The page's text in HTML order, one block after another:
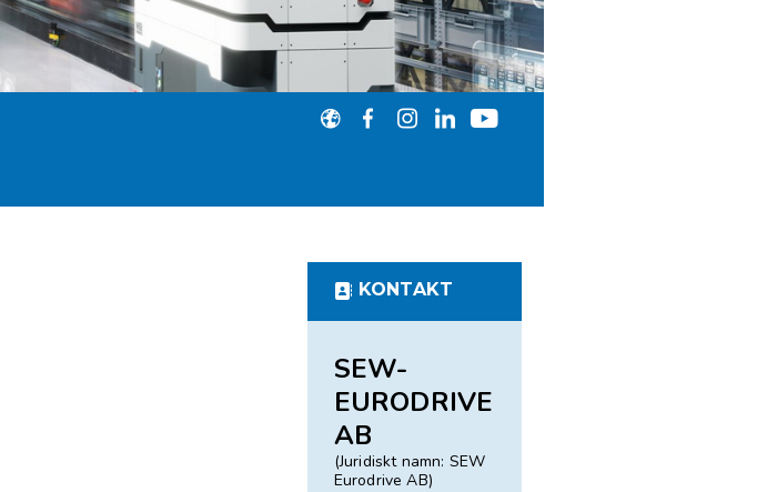
KONTAKT
SEW-
EURODRIVE
AB
(Juridiskt namn: SEW
Eurodrive AB)